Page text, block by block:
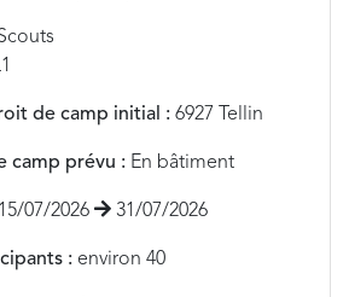
de camp initial : 6927 Tellin
camp prévu : En bâtiment
15/07/2026 31/07/2026
: environ 40